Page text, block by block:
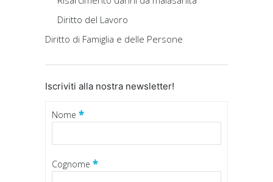
Diritto del Lavoro
Diritto di Famiglia e delle Persone
Iscriviti alla nostra newsletter!
Nome *
Cognome *